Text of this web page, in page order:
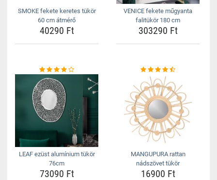
SMOKE fekete keretes tükör
60 cm átmérő
40290 Ft
VENICE fekete műgyanta
falitükör 180 cm
303290 Ft
LEAF ezüst alumínium tükör
76cm
73090 Ft
MANGUPURA rattan
nádszövet tükör
16900 Ft